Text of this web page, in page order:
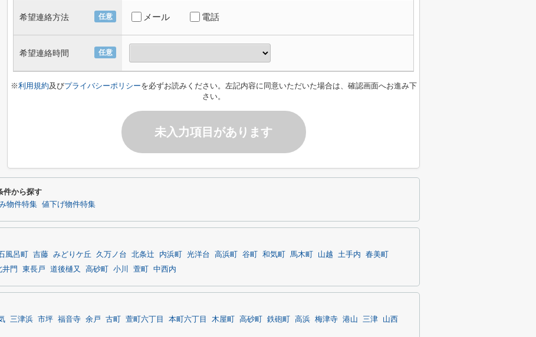
任意
希望連絡方法 メール 電話
任意
希望連絡時間
※利用規約及びプライバシーポリシーを必ずお読みください。左記内容に同意いただいた場合は、確認画面へお進み下
さい。
未入力項目があります
件から探す
物件特集 値下げ物件特集
風呂町 吉藤 みどりケ丘 久万ノ台 北条辻 内浜町 光洋台 高浜町 谷町 和気町 馬木町 山越 土手内
春美町
井門 東長戸 道後樋又 高砂町 小川 萱町 中西内
三津浜 市坪 福音寺 余戸 古町 萱町六丁目 本町六丁目 木屋町 高砂町 鉄砲町 高浜 梅津寺 港山 三津
山西